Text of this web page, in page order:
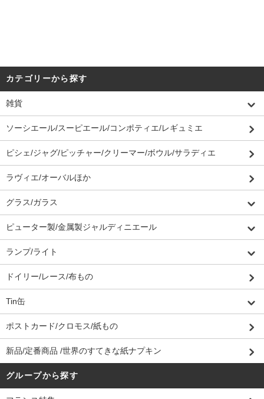
カテゴリーから探す
雑貨
ソーシエール/スーピエール/コンポティエ/レギュミエ
ピシェ/ジャグ/ピッチャー/クリーマー/ボウル/サラディエ
ラヴィエ/オーバルほか
グラス/ガラス
ピューター製/金属製ジャルディニエール
ランプ/ライト
ドイリー/レース/布もの
Tin缶
ポストカード/クロモス/紙もの
新品/定番商品 /世界のすてきな紙ナプキン
グループから探す